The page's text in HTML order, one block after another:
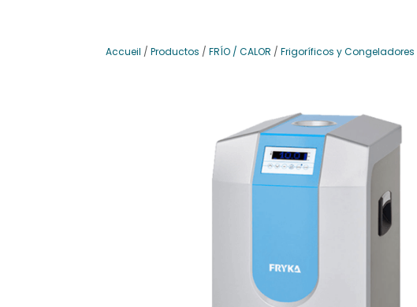
Accueil /Productos /FRÍO / CALOR /Frigoríficos y Congeladores